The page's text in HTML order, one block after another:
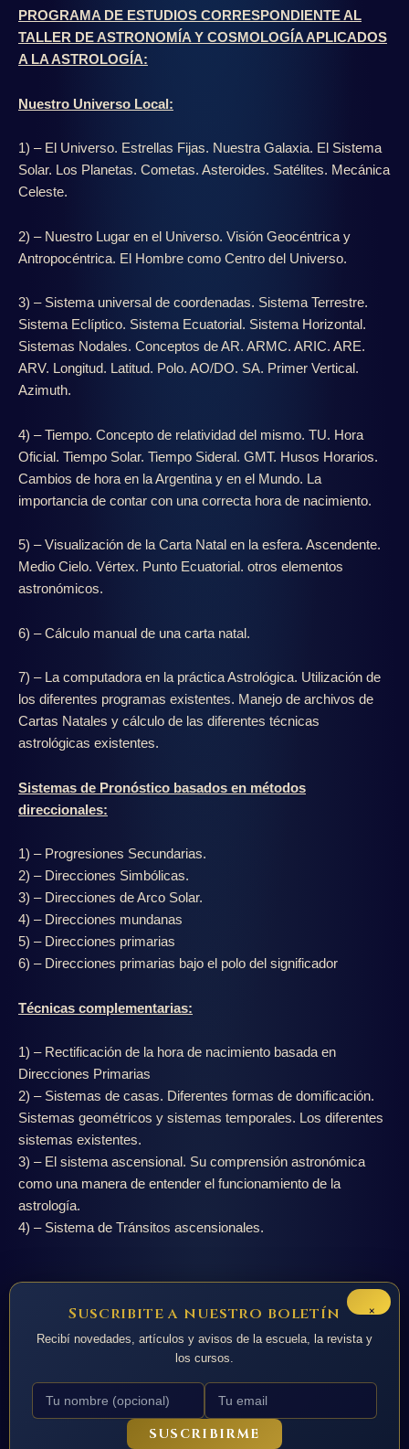
PROGRAMA DE ESTUDIOS CORRESPONDIENTE AL
TALLER DE ASTRONOMÍA Y COSMOLOGÍA APLICADOS
A LA ASTROLOGÍA:
Nuestro Universo Local:
1) – El Universo. Estrellas Fijas. Nuestra Galaxia. El Sistema
Solar. Los Planetas. Cometas. Asteroides. Satélites. Mecánica
Celeste.
2) – Nuestro Lugar en el Universo. Visión Geocéntrica y
Antropocéntrica. El Hombre como Centro del Universo.
3) – Sistema universal de coordenadas. Sistema Terrestre.
Sistema Eclíptico. Sistema Ecuatorial. Sistema Horizontal.
Sistemas Nodales. Conceptos de AR. ARMC. ARIC. ARE.
ARV. Longitud. Latitud. Polo. AO/DO. SA. Primer Vertical.
Azimuth.
4) – Tiempo. Concepto de relatividad del mismo. TU. Hora
Oficial. Tiempo Solar. Tiempo Sideral. GMT. Husos Horarios.
Cambios de hora en la Argentina y en el Mundo. La
importancia de contar con una correcta hora de nacimiento.
5) – Visualización de la Carta Natal en la esfera. Ascendente.
Medio Cielo. Vértex. Punto Ecuatorial. otros elementos
astronómicos.
6) – Cálculo manual de una carta natal.
7) – La computadora en la práctica Astrológica. Utilización de
los diferentes programas existentes. Manejo de archivos de
Cartas Natales y cálculo de las diferentes técnicas
astrológicas existentes.
Sistemas de Pronóstico basados en métodos
direccionales:
1) – Progresiones Secundarias.
2) – Direcciones Simbólicas.
3) – Direcciones de Arco Solar.
4) – Direcciones mundanas
5) – Direcciones primarias
6) – Direcciones primarias bajo el polo del significador
Técnicas complementarias:
1) – Rectificación de la hora de nacimiento basada en
Direcciones Primarias
2) – Sistemas de casas. Diferentes formas de domificación.
Sistemas geométricos y sistemas temporales. Los diferentes
sistemas existentes.
3) – El sistema ascensional. Su comprensión astronómica
como una manera de entender el funcionamiento de la
astrología.
4) – Sistema de Tránsitos ascensionales.
×
Suscribite a nuestro boletín
Recibí novedades, artículos y avisos de la escuela, la revista y
los cursos.
SUSCRIBIRME